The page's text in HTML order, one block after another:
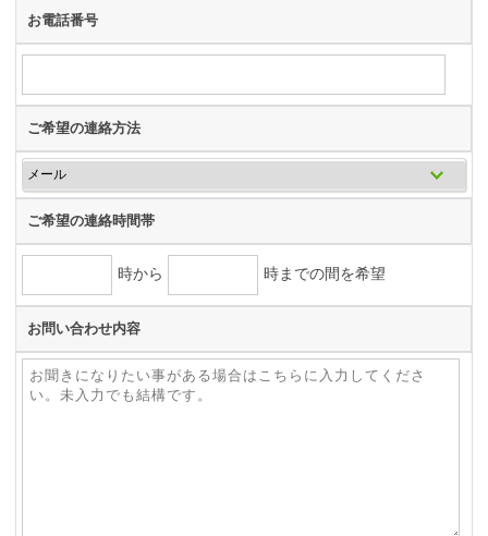
お電話番号
ご希望の連絡方法
ご希望の連絡時間帯
時から 時までの間を希望
お問い合わせ内容